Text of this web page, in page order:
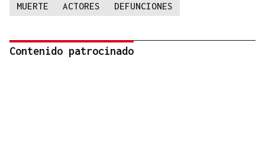
MUERTE ACTORES DEFUNCIONES
Contenido patrocinado